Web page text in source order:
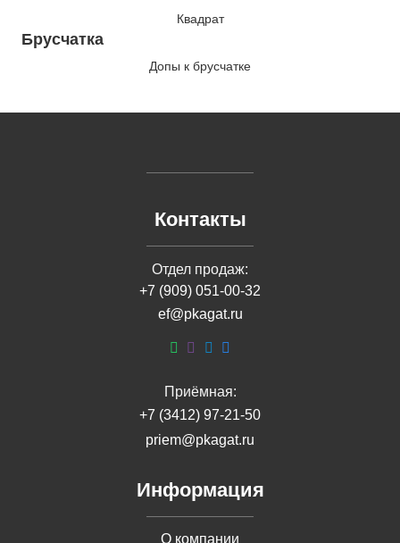
Квадрат
Брусчатка
Допы к брусчатке
Контакты
Отдел продаж:
+7 (909) 051-00-32
ef@pkagat.ru
Приёмная:
+7 (3412) 97-21-50
priem@pkagat.ru
Информация
О компании